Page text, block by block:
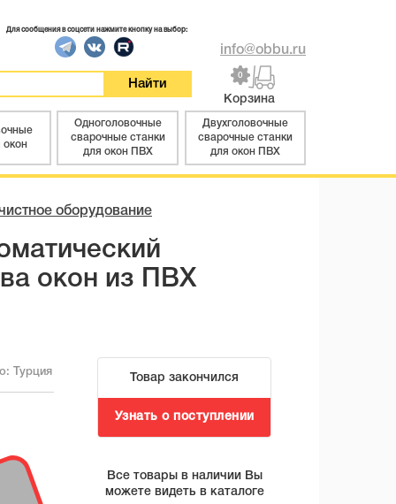
Для сообщения в соцсети нажмите кнопку на выбор:
info@obbu.ru
0
Корзина
окон
Одноголовочные
сварочные станки
для окон ПВХ
Двухголовочные
сварочные станки
для окон ПВХ
оборудование
окон из ПВХ
Турция
Товар закончился
Узнать о поступлении
Все товары в наличии Вы
можете видеть в каталоге